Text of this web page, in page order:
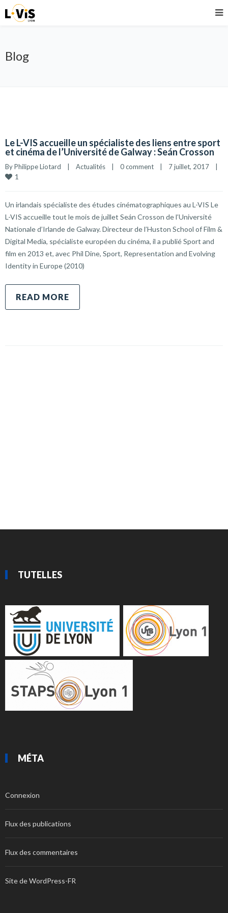
Blog
Le L-VIS accueille un spécialiste des liens entre sport
et cinéma de l’Université de Galway : Seán Crosson
By Philippe Liotard Actualités 0 comment 7 juillet, 2017
1
Un irlandais spécialiste des études cinématographiques au L-VIS Le
L-VIS accueille tout le mois de juillet Seán Crosson de l’Université
Nationale d’Irlande de Galway. Directeur de l’Huston School of Film &
Digital Media, spécialiste européen du cinéma, il a publié Sport and
film en 2013 et, avec Phil Dine, Sport, Representation and Evolving
Identity in Europe (2010)
READ MORE
TUTELLES
MÉTA
Connexion
Flux des publications
Flux des commentaires
Site de WordPress-FR